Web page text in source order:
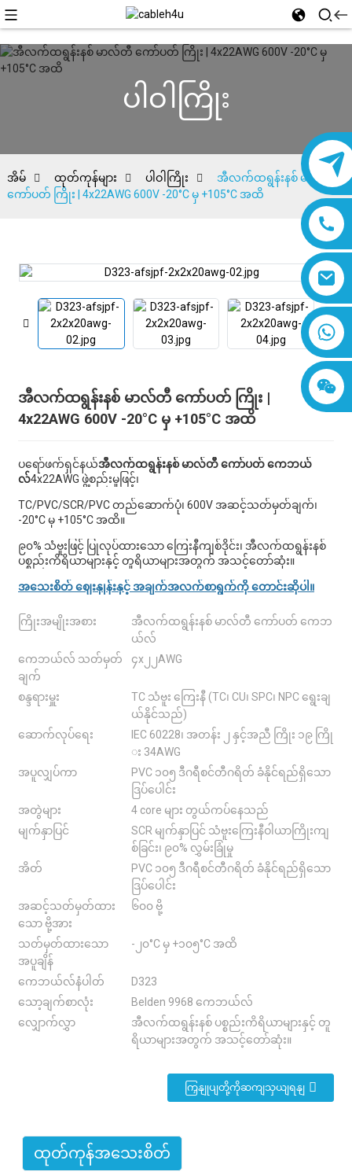
၈၆၁၈၀၁၉၃၇၇၇၆၁
ပါဝါကြိုး
အိမ် ထုတ်ကုန်များ ပါဝါကြိုး
အီလက်ထရွန်းနစ် မာလ်တီ
ကော်ပတ် ကြိုး | 4x22AWG 600V -20°C မှ +105°C အထိ
အီလက်ထရွန်းနစ် မာလ်တီ ကော်ပတ် ကြိုး |
4x22AWG 600V -20°C မှ +105°C အထိ
ပရော်ဖက်ရှင်နယ်အီလက်ထရွန်းနစ် မာလ်တီ ကော်ပတ် ကေဘယ်
လ်4x22AWG ဖွဲ့စည်းမှုဖြင့်၊
TC/PVC/SCR/PVC တည်ဆောက်ပုံ၊ 600V အဆင့်သတ်မှတ်ချက်၊
-20°C မှ +105°C အထိ။
၉၀% သံဗူးဖြင့် ပြုလုပ်ထားသော ကြေးနီကျစ်ဒိုင်း၊ အီလက်ထရွန်းနစ်
ပစ္စည်းကိရိယာများနှင့် တူရိယာများအတွက် အသင့်တော်ဆုံး။
အသေးစိတ် ဈေးနှုန်းနှင့် အချက်အလက်စာရွက်ကို တောင်းဆိုပါ။
ကြိုးအမျိုးအစား
အီလက်ထရွန်းနစ် မာလ်တီ ကော်ပတ် ကေဘ
ယ်လ်
ကေဘယ်လ် သတ်မှတ်
ချက်
၄x၂၂AWG
စန္ဒရားမှူး
TC သံဗူး ကြေးနီ (TC၊ CU၊ SPC၊ NPC ရွေးချ
ယ်နိုင်သည်)
ဆောက်လုပ်ရေး
IEC 60228၊ အတန်း ၂ နှင့်အညီ ကြိုး ၁၉ ကြို
း 34AWG
အပူလျှပ်ကာ
PVC ၁၀၅ ဒီဂရီစင်တီဂရိတ် ခံနိုင်ရည်ရှိသော
ဒြပ်ပေါင်း
အတွဲများ
4 core များ တွယ်ကပ်နေသည်
မျက်နှာပြင်
SCR မျက်နှာပြင် သံဗူးကြေးနီဝါယာကြိုးကျ
စ်ခြင်း၊ ၉၀% လွှမ်းခြုံမှု
အိတ်
PVC ၁၀၅ ဒီဂရီစင်တီဂရိတ် ခံနိုင်ရည်ရှိသော
ဒြပ်ပေါင်း
အဆင့်သတ်မှတ်ထား
သော ဗို့အား
၆၀၀ ဗို့
သတ်မှတ်ထားသော
အပူချိန်
-၂၀°C မှ +၁၀၅°C အထိ
ကေဘယ်လ်နံပါတ်
D323
သော့ချက်စာလုံး
Belden 9968 ကေဘယ်လ်
လျှောက်လွှာ
အီလက်ထရွန်းနစ် ပစ္စည်းကိရိယာများနှင့် တူ
ရိယာများအတွက် အသင့်တော်ဆုံး။
ကြှနျုပျတို့ကိုဆကျသှယျရနျ
ထုတ်ကုန်အသေးစိတ်